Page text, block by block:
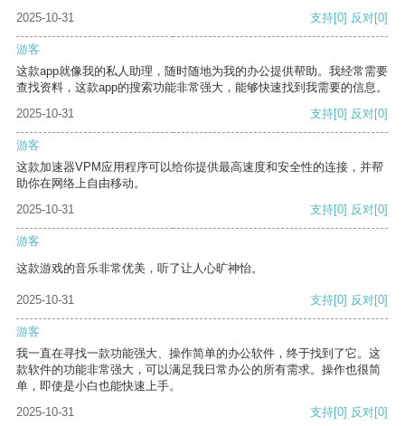
2025-10-31 支持[0] 反对[0]
游客
这款app就像我的私人助理，随时随地为我的办公提供帮助。我经常需要
查找资料，这款app的搜索功能非常强大，能够快速找到我需要的信息。
2025-10-31
支持[0] 反对[0]
游客
这款加速器VPM应用程序可以给你提供最高速度和安全性的连接，并帮
助你在网络上自由移动。
2025-10-31
支持[0] 反对[0]
游客
这款游戏的音乐非常优美，听了让人心旷神怡。
2025-10-31 支持[0] 反对[0]
游客
我一直在寻找一款功能强大、操作简单的办公软件，终于找到了它。这
款软件的功能非常强大，可以满足我日常办公的所有需求。操作也很简
单，即使是小白也能快速上手。
2025-10-31
支持[0] 反对[0]